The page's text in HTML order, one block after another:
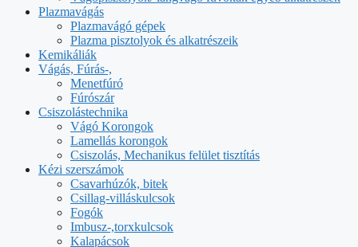
Plazmavágás
Plazmavágó gépek
Plazma pisztolyok és alkatrészeik
Kemikáliák
Vágás, Fúrás-,
Menetfúró
Fúrószár
Csiszolástechnika
Vágó Korongok
Lamellás korongok
Csiszolás, Mechanikus felület tisztítás
Kézi szerszámok
Csavarhúzók, bitek
Csillag-villáskulcsok
Fogók
Imbusz-,torxkulcsok
Kalapácsok